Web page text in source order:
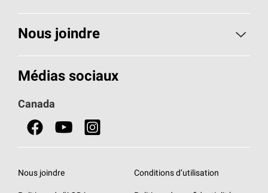
Toiture
Isolants pour usage résidentiel
Portes
Nous joindre
Composez le 1 800 438-7465
Médias sociaux
Canada
Nous joindre Conditions d’utilisation